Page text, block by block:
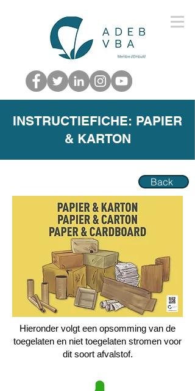
INSTRUCTIEFICHE: PAPIER
& KARTON
Back
Hieronder volgt een opsomming van de
toegelaten en niet toegelaten stromen voor
dit soort afvalstof.